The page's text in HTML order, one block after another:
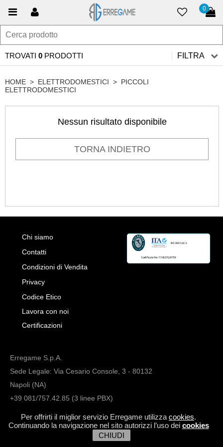
Per offrirti il miglior servizio Erregame utilizza cookies.
Continuando la navigazione nel sito autorizzi l’uso dei cookies
CHIUDI
0
TROVATI 0 PRODOTTI FILTRA
HOME > ELETTRODOMESTICI > PICCOLI
ELETTRODOMESTICI
Nessun risultato disponibile
TORNA INDIETRO
Chi siamo
Contatti
Condizioni di Vendita
Privacy
Codice Etico
Lavora con noi
Certificazioni
Erregame S.p.A.
Sede Legale: Via Cesario Console, 3 - 80132
Napoli (NA)
+39 081/757.42.85 (3 linee PBX)